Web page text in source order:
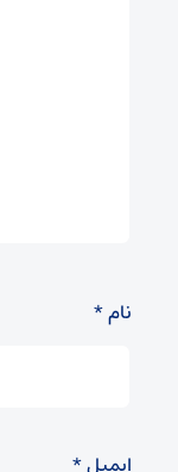
نام*
ایمیل*